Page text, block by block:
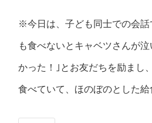
※今日は、子ども同士での会話
も食べないとキャベツさんが
かった！｣とお友だちを励まし
食べていて、ほのぼのとした